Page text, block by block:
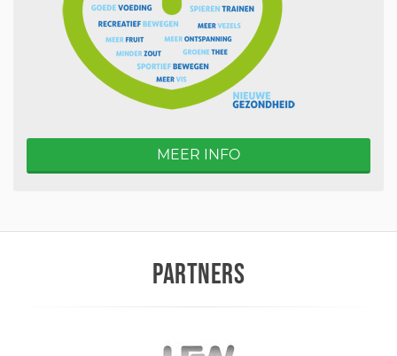
MEER INFO
PARTNERS